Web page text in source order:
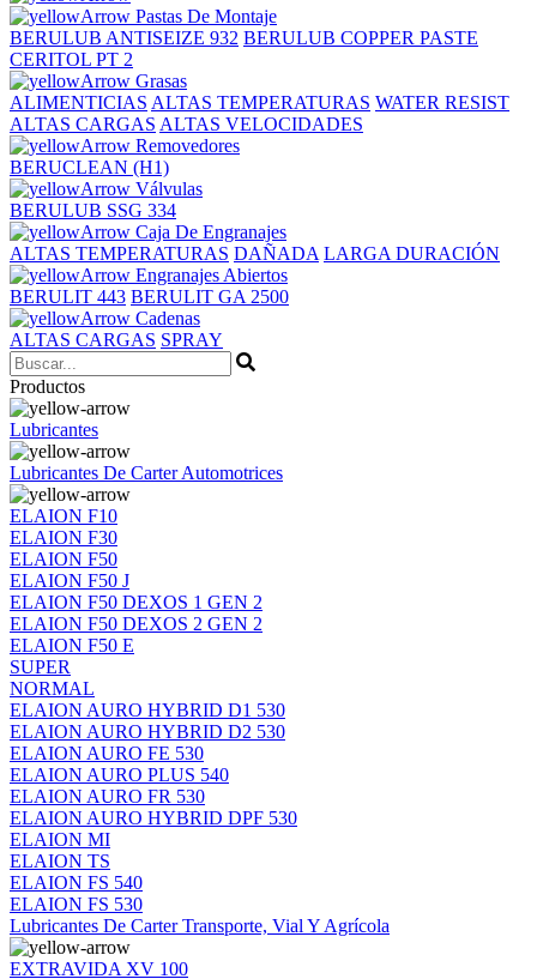
Pastas De Montaje
BERULUB ANTISEIZE 932 BERULUB COPPER PASTE
CERITOL PT 2
Grasas
ALIMENTICIAS ALTAS TEMPERATURAS WATER RESIST
ALTAS CARGAS ALTAS VELOCIDADES
Removedores
BERUCLEAN (H1)
Válvulas
BERULUB SSG 334
Caja De Engranajes
ALTAS TEMPERATURAS DAÑADA LARGA DURACIÓN
Engranajes Abiertos
BERULIT 443 BERULIT GA 2500
Cadenas
ALTAS CARGAS SPRAY
Productos
Lubricantes
Lubricantes De Carter Automotrices
ELAION F10
ELAION F30
ELAION F50
ELAION F50 J
ELAION F50 DEXOS 1 GEN 2
ELAION F50 DEXOS 2 GEN 2
ELAION F50 E
SUPER
NORMAL
ELAION AURO HYBRID D1 530
ELAION AURO HYBRID D2 530
ELAION AURO FE 530
ELAION AURO PLUS 540
ELAION AURO FR 530
ELAION AURO HYBRID DPF 530
ELAION MI
ELAION TS
ELAION FS 540
ELAION FS 530
Lubricantes De Carter Transporte, Vial Y Agrícola
EXTRAVIDA XV 100